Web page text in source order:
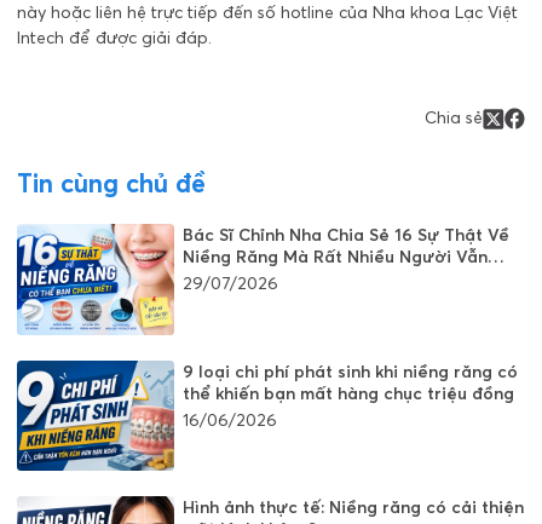
này hoặc liên hệ trực tiếp đến số hotline của Nha khoa Lạc Việt
Intech để được giải đáp.
Chia sẻ
Tin cùng chủ đề
Bác Sĩ Chỉnh Nha Chia Sẻ 16 Sự Thật Về
Niềng Răng Mà Rất Nhiều Người Vẫn
Đang Hiểu Sai
29/07/2026
9 loại chi phí phát sinh khi niềng răng có
thể khiến bạn mất hàng chục triệu đồng
16/06/2026
Hình ảnh thực tế: Niềng răng có cải thiện